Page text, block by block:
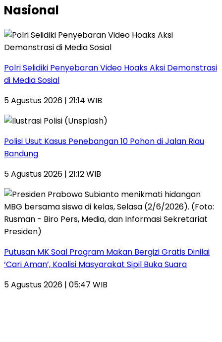
Nasional
Polri Selidiki Penyebaran Video Hoaks Aksi Demonstrasi
di Media Sosial
5 Agustus 2026 | 21:14 WIB
Polisi Usut Kasus Penebangan 10 Pohon di Jalan Riau
Bandung
5 Agustus 2026 | 21:12 WIB
Putusan MK Soal Program Makan Bergizi Gratis Dinilai
‘Cari Aman’, Koalisi Masyarakat Sipil Buka Suara
5 Agustus 2026 | 05:47 WIB